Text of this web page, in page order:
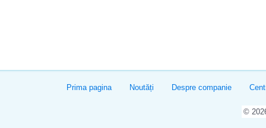
Prima pagina Noutăți Despre companie
©